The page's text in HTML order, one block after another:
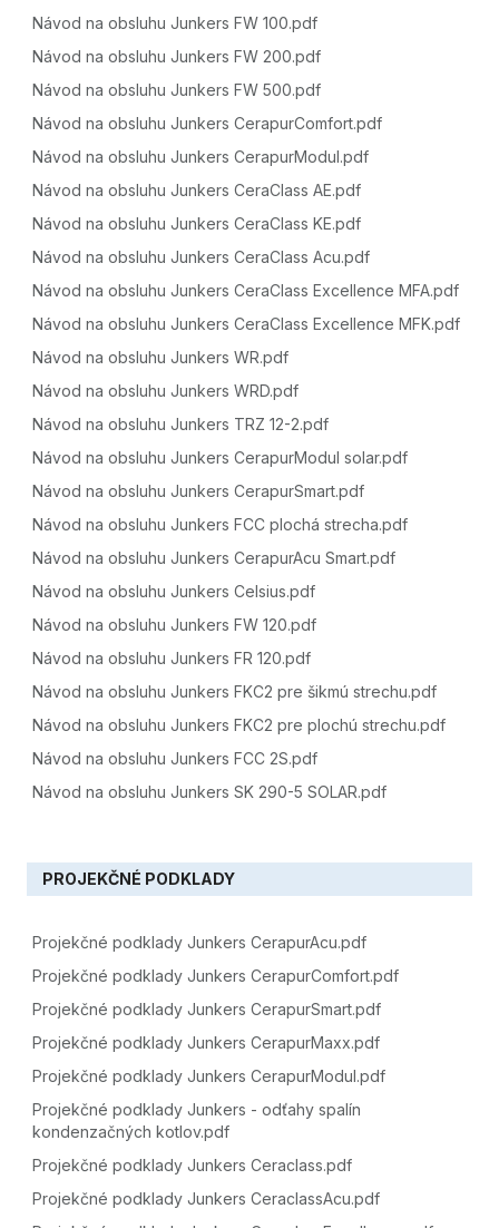
Návod na obsluhu Junkers FW 100.pdf
Návod na obsluhu Junkers FW 200.pdf
Návod na obsluhu Junkers FW 500.pdf
Návod na obsluhu Junkers CerapurComfort.pdf
Návod na obsluhu Junkers CerapurModul.pdf
Návod na obsluhu Junkers CeraClass AE.pdf
Návod na obsluhu Junkers CeraClass KE.pdf
Návod na obsluhu Junkers CeraClass Acu.pdf
Návod na obsluhu Junkers CeraClass Excellence MFA.pdf
Návod na obsluhu Junkers CeraClass Excellence MFK.pdf
Návod na obsluhu Junkers WR.pdf
Návod na obsluhu Junkers WRD.pdf
Návod na obsluhu Junkers TRZ 12-2.pdf
Návod na obsluhu Junkers CerapurModul solar.pdf
Návod na obsluhu Junkers CerapurSmart.pdf
Návod na obsluhu Junkers FCC plochá strecha.pdf
Návod na obsluhu Junkers CerapurAcu Smart.pdf
Návod na obsluhu Junkers Celsius.pdf
Návod na obsluhu Junkers FW 120.pdf
Návod na obsluhu Junkers FR 120.pdf
Návod na obsluhu Junkers FKC2 pre šikmú strechu.pdf
Návod na obsluhu Junkers FKC2 pre plochú strechu.pdf
Návod na obsluhu Junkers FCC 2S.pdf
Návod na obsluhu Junkers SK 290-5 SOLAR.pdf
PROJEKČNÉ PODKLADY
Projekčné podklady Junkers CerapurAcu.pdf
Projekčné podklady Junkers CerapurComfort.pdf
Projekčné podklady Junkers CerapurSmart.pdf
Projekčné podklady Junkers CerapurMaxx.pdf
Projekčné podklady Junkers CerapurModul.pdf
Projekčné podklady Junkers - odťahy spalín
kondenzačných kotlov.pdf
Projekčné podklady Junkers Ceraclass.pdf
Projekčné podklady Junkers CeraclassAcu.pdf